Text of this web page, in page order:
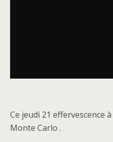
Ce jeudi 21 effervescence
Monte Carlo .